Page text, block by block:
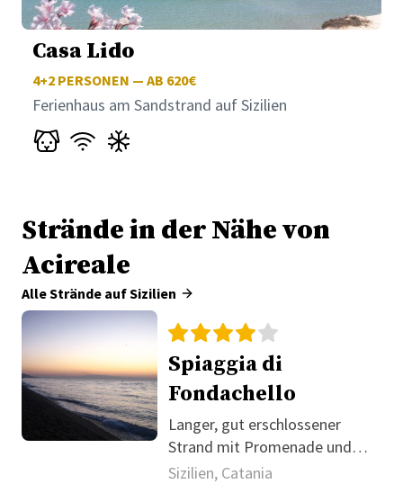
Casa Lido
4+2 PERSONEN — AB 620€
Ferienhaus am Sandstrand auf Sizilien
Strände in der Nähe von
Acireale
Alle Strände auf Sizilien
Spiaggia di
Fondachello
Langer, gut erschlossener
Strand mit Promenade und
Lidos
Sizilien, Catania